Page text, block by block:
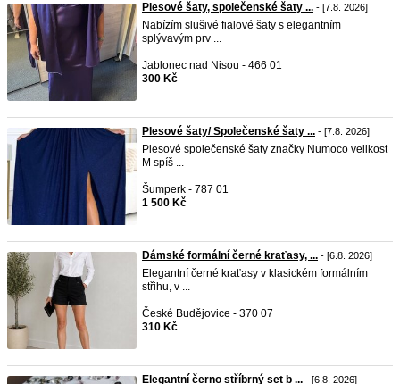
Plesové šaty, společenské šaty ... - [7.8. 2026]
Nabízím slušivé fialové šaty s elegantním
splývavým prv ...
Jablonec nad Nisou - 466 01
300 Kč
Plesové šaty/ Společenské šaty ... - [7.8. 2026]
Plesové společenské šaty značky Numoco velikost
M spíš ...
Šumperk - 787 01
1 500 Kč
Dámské formální černé kraťasy, ... - [6.8. 2026]
Elegantní černé kraťasy v klasickém formálním
střihu, v ...
České Budějovice - 370 07
310 Kč
Elegantní černo stříbrný set b ... - [6.8. 2026]